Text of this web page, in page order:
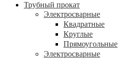
Трубный прокат
Электросварные
Квадратные
Круглые
Прямоугольные
Электросварные